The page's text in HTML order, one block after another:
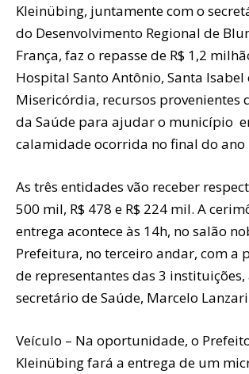
Kleinübing, juntamente com o
do Desenvolvimento Regional de
França, faz o repasse de R$ 1,2
Hospital Santo Antônio, Santa
Misericórdia, recursos provenientes
da Saúde para ajudar o município
calamidade ocorrida no final do ano
As três entidades vão receber
500 mil, R$ 478 e R$ 224 mil. A
entrega acontece às 14h, no salão
Prefeitura, no terceiro andar, com a
de representantes das 3
secretário de Saúde, Marcelo
Veículo – Na oportunidade, o
Kleinübing fará a entrega de um